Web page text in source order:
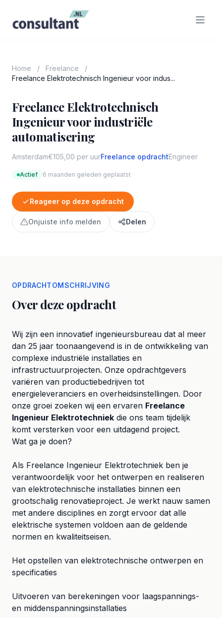
Home / Freelance
/
Freelance Elektrotechnisch Ingenieur voor indus...
Freelance Elektrotechnisch
Ingenieur voor industriële
automatisering
Amsterdam€105,00 per uurFreelance opdrachtEngineer
Actief 6 maanden geleden geplaatst
Reageer op deze opdracht
Onjuiste info melden Delen
OPDRACHTOMSCHRIJVING
Over deze opdracht
Wij zijn een innovatief ingenieursbureau dat al meer
dan 25 jaar toonaangevend is in de ontwikkeling van
complexe industriële installaties en
infrastructuurprojecten. Onze opdrachtgevers
variëren van productiebedrijven tot
energieleveranciers en overheidsinstellingen. Door
onze groei zoeken wij een ervaren Freelance
Ingenieur Elektrotechniek die ons team tijdelijk
komt versterken voor een uitdagend project.
Wat ga je doen?
Als Freelance Ingenieur Elektrotechniek ben je
verantwoordelijk voor het ontwerpen en realiseren
van elektrotechnische installaties binnen een
grootschalig renovatieproject. Je werkt nauw samen
met andere disciplines en zorgt ervoor dat alle
elektrische systemen voldoen aan de geldende
normen en kwaliteitseisen.
Het opstellen van elektrotechnische ontwerpen en
specificaties
Uitvoeren van berekeningen voor laagspannings-
en middenspanningsinstallaties